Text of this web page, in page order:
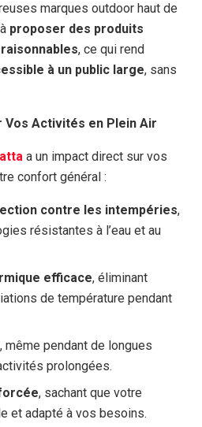
marques outdoor haut de
proposer des produits
, ce qui rend
à un public large, sans
Vos Activités en Plein Air
a un impact direct sur vos
confort général :
contre les intempéries,
résistantes à l’eau et au
efficace, éliminant
de température pendant
, même pendant de longues
prolongées.
, sachant que votre
et adapté à vos besoins.